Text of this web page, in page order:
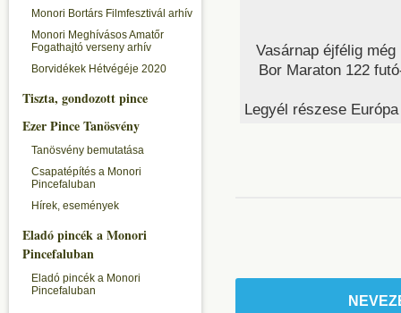
Monori Bortárs Filmfesztivál arhív
Monori Meghívásos Amatőr
Fogathajtó verseny arhív
Borvidékek Hétvégéje 2020
Tiszta, gondozott pince
Ezer Pince Tanösvény
Tanösvény bemutatása
Csapatépítés a Monori
Pincefaluban
Hírek, események
Eladó pincék a Monori
Pincefaluban
Eladó pincék a Monori
Pincefaluban
Vasárnap éjfélig
Bor Maraton 122
Legyél részese